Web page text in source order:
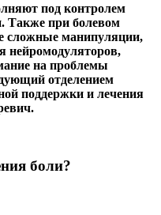
под контролем
Также при болевом
сложные манипуляции,
нейромодуляторов,
на проблемы
отделением
поддержки и лечения
боли?